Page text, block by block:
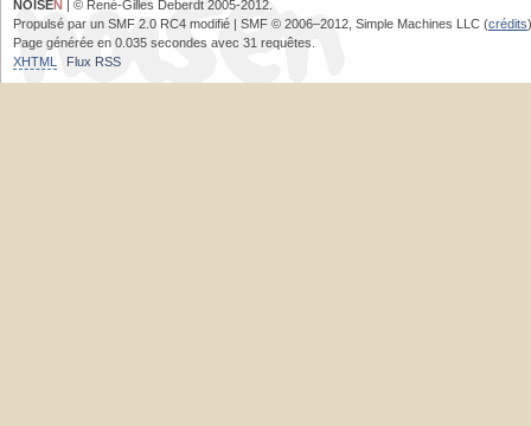
NOISEN
| © René-Gilles Deberdt 2005-2012.
Propulsé par un SMF 2.0 RC4 modifié | SMF © 2006–2012, Simple Machines LLC (crédits)
Page générée en 0.035 secondes avec 31 requêtes.
XHTML
Flux RSS